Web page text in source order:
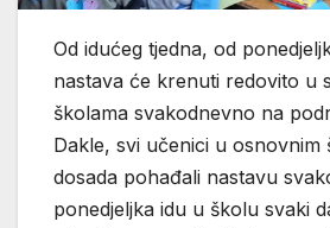
Od idućeg tjedna, od
nastava će krenuti redovito u
školama svakodnevno na
Dakle, svi učenici u osnovnim
dosada pohađali nastavu
ponedjeljka idu u školu svaki